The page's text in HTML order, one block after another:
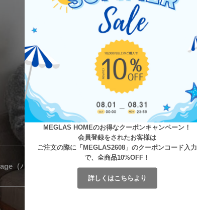
MEGLAS HOMEのお得なクーポンキャンペーン！
会員登録をされたお客様は
ご注文の際に「MEGLAS2608」のクーポンコード入力
で、全商品10%OFF！
詳しくはこちらより